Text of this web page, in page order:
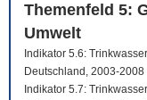
Themenfeld 5:
Umwelt
Indikator 5.6:
Deutschland, 2003-
Indikator 5.7: